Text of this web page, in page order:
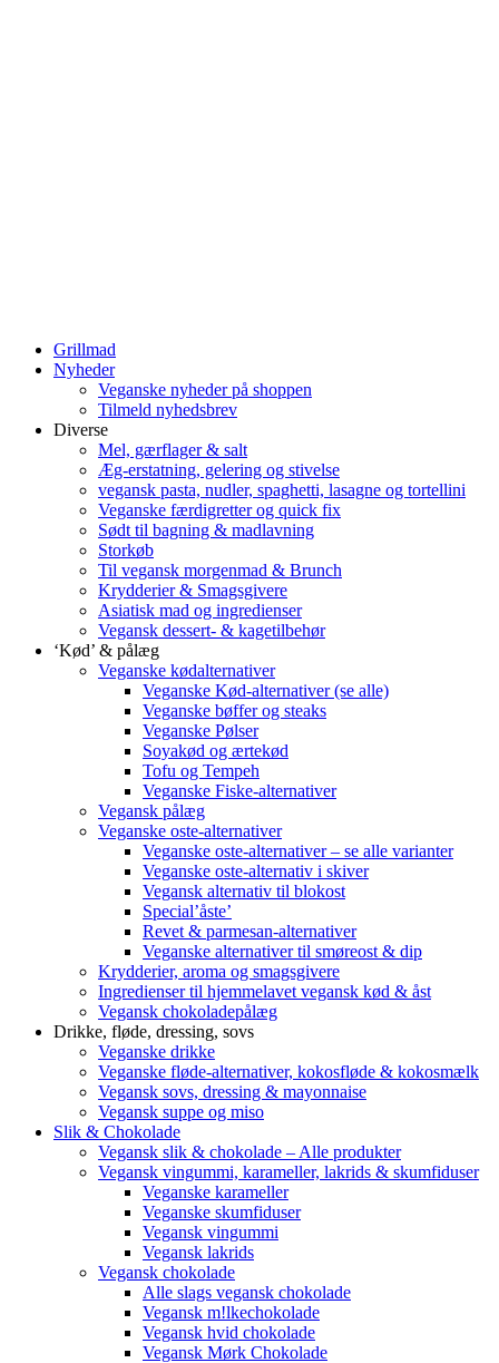
Grillmad
Nyheder
Veganske nyheder på shoppen
Tilmeld nyhedsbrev
Diverse
Mel, gærflager & salt
Æg-erstatning, gelering og stivelse
vegansk pasta, nudler, spaghetti, lasagne og tortellini
Veganske færdigretter og quick fix
Sødt til bagning & madlavning
Storkøb
Til vegansk morgenmad & Brunch
Krydderier & Smagsgivere
Asiatisk mad og ingredienser
Vegansk dessert- & kagetilbehør
‘Kød’ & pålæg
Veganske kødalternativer
Veganske Kød-alternativer (se alle)
Veganske bøffer og steaks
Veganske Pølser
Soyakød og ærtekød
Tofu og Tempeh
Veganske Fiske-alternativer
Vegansk pålæg
Veganske oste-alternativer
Veganske oste-alternativer – se alle varianter
Veganske oste-alternativ i skiver
Vegansk alternativ til blokost
Special’åste’
Revet & parmesan-alternativer
Veganske alternativer til smøreost & dip
Krydderier, aroma og smagsgivere
Ingredienser til hjemmelavet vegansk kød & åst
Vegansk chokoladepålæg
Drikke, fløde, dressing, sovs
Veganske drikke
Veganske fløde-alternativer, kokosfløde & kokosmælk
Vegansk sovs, dressing & mayonnaise
Vegansk suppe og miso
Slik & Chokolade
Vegansk slik & chokolade – Alle produkter
Vegansk vingummi, karameller, lakrids & skumfiduser
Veganske karameller
Veganske skumfiduser
Vegansk vingummi
Vegansk lakrids
Vegansk chokolade
Alle slags vegansk chokolade
Vegansk m!lkechokolade
Vegansk hvid chokolade
Vegansk Mørk Chokolade